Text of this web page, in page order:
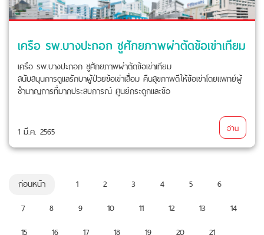
เครือ รพ.บางปะกอก ชูศักยภาพผ่าตัดข้อเข่าเทียม
เครือ รพ.บางปะกอก ชูศักยภาพผ่าตัดข้อเข่าเทียม
สนับสนุนการดูแลรักษาผู้ป่วยข้อเข่าเสื่อม คืนสุขภาพดีให้ข้อเข่าโดยแพทย์ผู้
ชำนาญการที่มากประสบการณ์ ศูนย์กระดูกและข้อ
1 มี.ค. 2565 อ่าน
ก่อนหน้า 1 2 3 4 5
6
7
8 9 10 11 12 13
14
15
16 17 18 19 20
21